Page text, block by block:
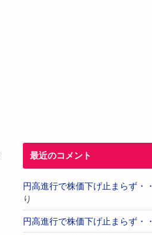
最近のコメント
円高進行で株価下げ止まらず・・
り
円高進行で株価下げ止まらず・・